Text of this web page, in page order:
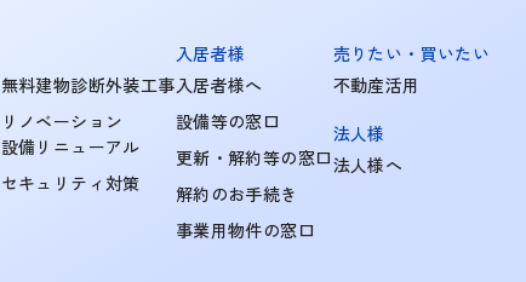
無料建物診断外装工事
リノベーション
設備リニューアル
セキュリティ対策
入居者様
入居者様へ
設備等の窓口
更新・解約等の窓口
解約のお手続き
事業用物件の窓口
売りたい・買いたい
不動産活用
法人様
法人様へ